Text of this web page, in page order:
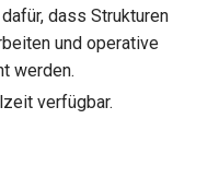
dass Strukturen
und operative
werden.
verfügbar.